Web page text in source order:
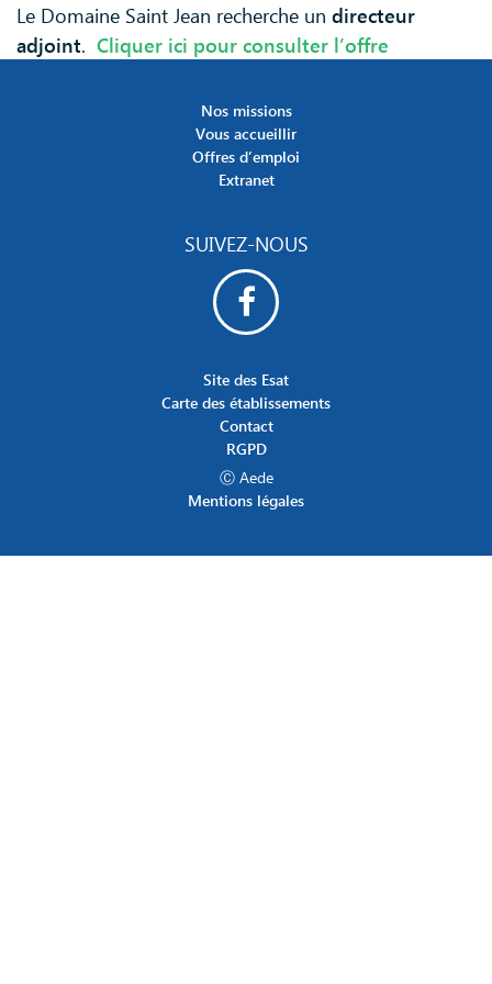
Le Domaine Saint Jean recherche un directeur
adjoint. Cliquer ici pour consulter l’offre
Nos missions
Vous accueillir
Offres d’emploi
Extranet
SUIVEZ-NOUS
Site des Esat
Carte des établissements
Contact
RGPD
Ⓒ Aede
Mentions légales